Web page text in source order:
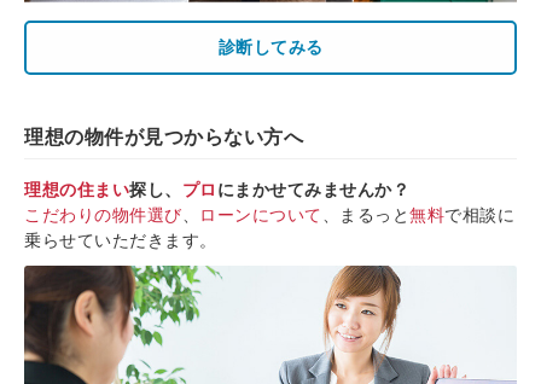
診断してみる
理想の物件が見つからない方へ
理想の住まい探し、 プロ にまかせてみませんか？
こだわりの物件選び
ローンについて 、まるっと無料で相談に
乗らせていただきます。